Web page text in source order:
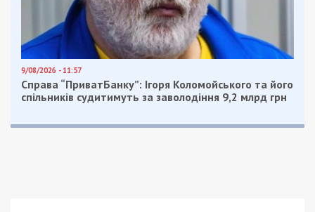
9/08/2026 - 11:57
Справа “ПриватБанку”: Ігоря Коломойського та його
спільників судитимуть за заволодіння 9,2 млрд грн